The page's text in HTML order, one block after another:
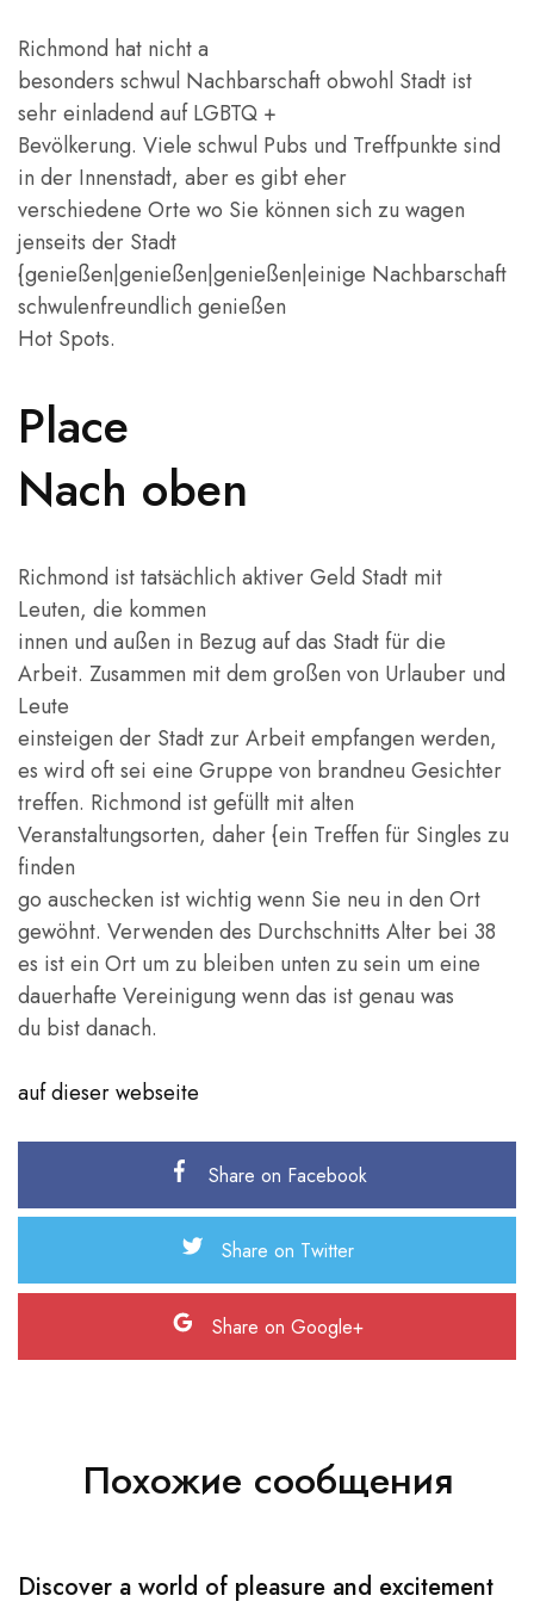
Richmond hat nicht a
besonders schwul Nachbarschaft obwohl Stadt ist
sehr einladend auf LGBTQ +
Bevölkerung. Viele schwul Pubs und Treffpunkte sind
in der Innenstadt, aber es gibt eher
verschiedene Orte wo Sie können sich zu wagen
jenseits der Stadt
{genießen|genießen|genießen|einige Nachbarschaft
schwulenfreundlich genießen
Hot Spots.
Place
Nach oben
Richmond ist tatsächlich aktiver Geld Stadt mit
Leuten, die kommen
innen und außen in Bezug auf das Stadt für die
Arbeit. Zusammen mit dem großen von Urlauber und
Leute
einsteigen der Stadt zur Arbeit empfangen werden,
es wird oft sei eine Gruppe von brandneu Gesichter
treffen. Richmond ist gefüllt mit alten
Veranstaltungsorten, daher {ein Treffen für Singles zu
finden
go auschecken ist wichtig wenn Sie neu in den Ort
gewöhnt. Verwenden des Durchschnitts Alter bei 38
es ist ein Ort um zu bleiben unten zu sein um eine
dauerhafte Vereinigung wenn das ist genau was
du bist danach.
auf dieser webseite
Share on Facebook
Share on Twitter
Share on Google+
Похожие сообщения
Discover a world of pleasure and excitement